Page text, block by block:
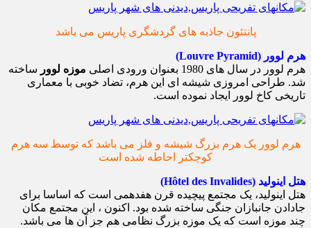
پانتئون جاذبه های گردشگری پاریس می باشد
هرم لوور (Louvre Pyramid)
هرم لوور در سال های 1980 بعنوان ورودی اصلی
موزه لوور ساخته
شد. طراحی امروزی شیشه ای این هرم، تضاد خوبی با معماری
تاریخی کاخ لوور ایجاد نموده است.
هرم لوور یک هرم بزرگ شیشه و فلز می باشد که توسط سه هرم
کوچکتر احاطه شده است
هتل اینولید (Hôtel des Invalides)
هتل اینولید، یک مجتمع پیچیده قرن هفدهمی است که اساسا برای
جادادن جانبازان جنگی ساخته شده بود. اکنون ، این مجتمع مکان
چند موزه است که یک موزه بزرگ نظامی هم جز آن ها می باشد.